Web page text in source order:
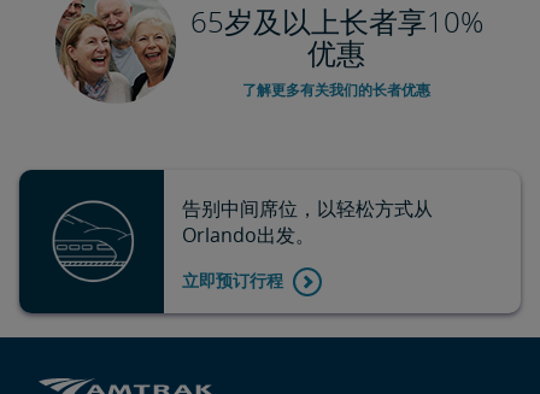
65岁及以上长者享10%
优惠
了解更多有关我们的长者优惠
告别中间席位，以轻松方式从
Orlando出发。
立即预订行程